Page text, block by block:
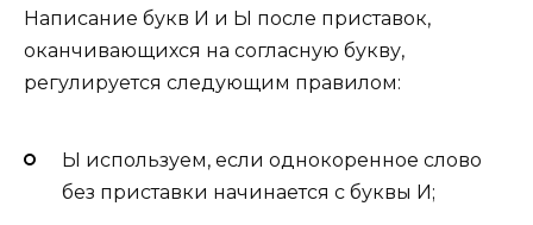
Написание букв И и Ы после приставок,
оканчивающихся на согласную букву,
регулируется следующим правилом:
Ы используем, если однокоренное слово
без приставки начинается с буквы И;